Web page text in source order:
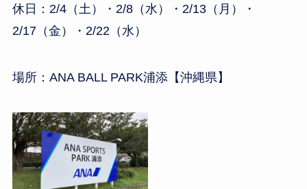
休日：2/4（土）・2/8（水）・2/13（月）・
2/17（金）・2/22（水）
場所：ANA BALL PARK浦添【沖縄県】